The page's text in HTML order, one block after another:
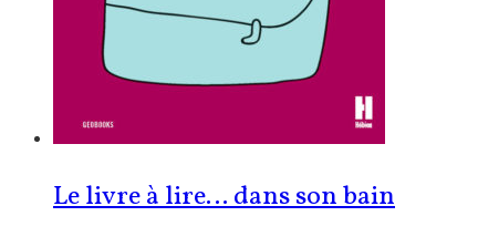
Le livre à lire… dans son bain